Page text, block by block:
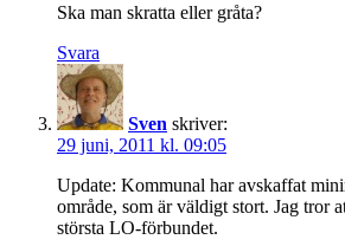
Ska man skratta eller gråta?
Svara
Sven skriver:
29 juni, 2011 kl. 09:05
Update: Kommunal har avskaffat
område, som är väldigt stort. Jag tror
största LO-förbundet.